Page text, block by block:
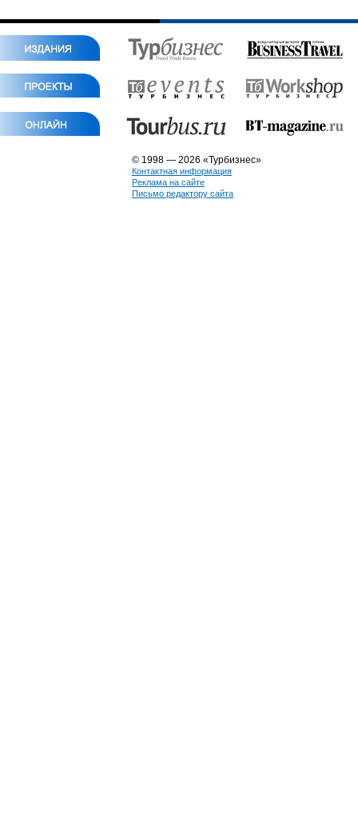
© 1998 — 2026 «Турбизнес»
Контактная информация
Реклама на сайте
Письмо редактору сайта